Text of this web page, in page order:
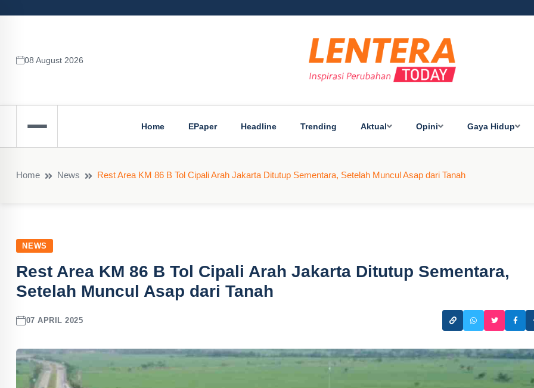
08 August 2026
Home EPaper Headline Trending Aktual Opini Gaya Hidup
Home News Rest Area KM 86 B Tol Cipali Arah Jakarta Ditutup Sementara, Setelah Muncul Asap dari Tanah
NEWS
Rest Area KM 86 B Tol Cipali Arah Jakarta Ditutup Sementara,
Setelah Muncul Asap dari Tanah
07 APRIL 2025